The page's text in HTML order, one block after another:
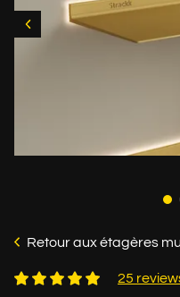
Retour aux étagères
25